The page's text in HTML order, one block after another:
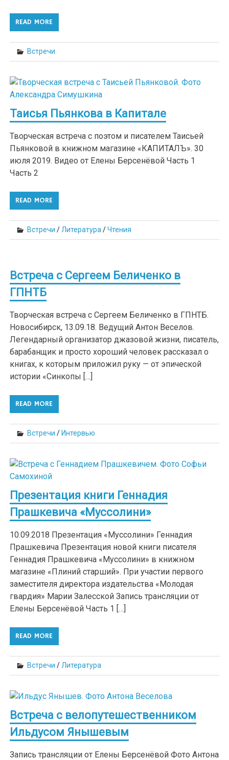
READ MORE
Встречи
Таисья Пьянкова в Капитале
Творческая встреча с поэтом и писателем Таисьей
Пьянковой в книжном магазине «КАПИТАЛЪ». 30
июля 2019. Видео от Елены Берсенёвой Часть 1
Часть 2
READ MORE
Встречи / Литература /Чтения
Встреча с Сергеем Беличенко в
ГПНТБ
Творческая встреча с Сергеем Беличенко в ГПНТБ.
Новосибирск, 13.09.18. Ведущий Антон Веселов.
Легендарный организатор джазовой жизни, писатель,
барабанщик и просто хороший человек рассказал о
книгах, к которым приложил руку — от эпической
истории «Синкопы […]
READ MORE
Встречи / Интервью
Презентация книги Геннадия
Прашкевича «Муссолини»
10.09.2018 Презентация «Муссолини» Геннадия
Прашкевича Презентация новой книги писателя
Геннадия Прашкевича «Муссолини» в книжном
магазине «Плиний старший». При участии первого
заместителя директора издательства «Молодая
гвардия» Марии Залесской Запись трансляции от
Елены Берсенёвой Часть 1 […]
READ MORE
Встречи / Литература
Встреча с велопутешественником
Ильдусом Янышевым
Запись трансляции от Елены Берсенёвой Фото Антона